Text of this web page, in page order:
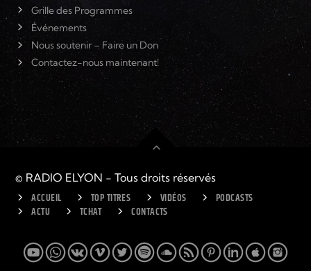
Grille des Programmes
Événements
Nous soutenir – Faire un Don
Contactez-nous maintenant!
© RADIO ELYON - Tous droits réservés
ACCUEIL TOP TITRES VIDÉOS
PODCASTS
ACTU
TCHAT CONTACTS